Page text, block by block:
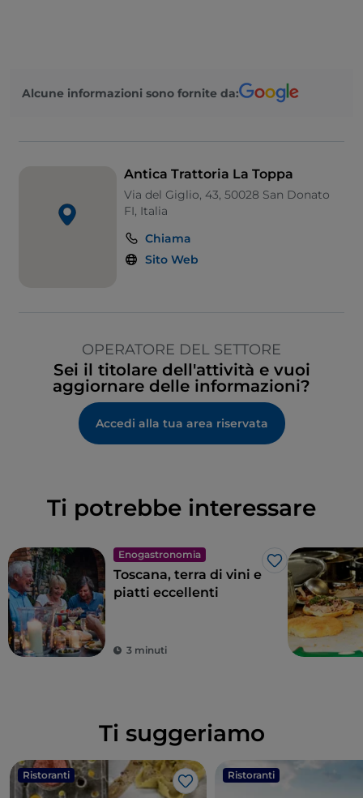
Alcune informazioni sono fornite da:
Antica Trattoria La Toppa
Via del Giglio, 43, 50028 San Donato
FI, Italia
Chiama
Sito Web
OPERATORE DEL SETTORE
Sei il titolare dell'attività e vuoi
aggiornare delle informazioni?
Accedi alla tua area riservata
Ti potrebbe interessare
Enogastronomia
Like
Toscana, terra di vini e
piatti eccellenti
3 minuti
Ti suggeriamo
Ristoranti
Like
Ristoranti